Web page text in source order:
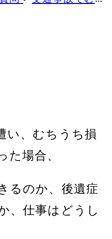
い、むちうち損
た場合、
るのか、後遺症
、仕事はどうし